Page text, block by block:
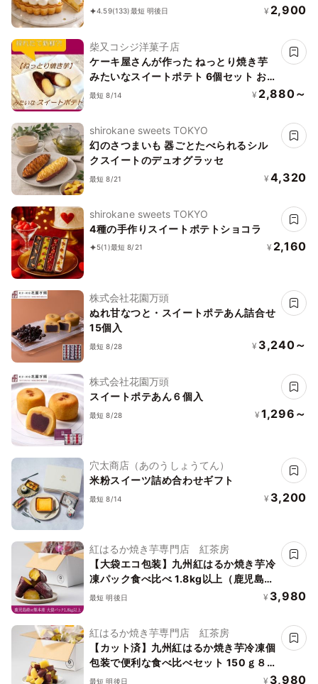
OIMO〉
4.59(133)最短 明後日 ¥ 2,900
柴又コシジ洋菓子店
ケーキ屋さんが作った ねっとり焼き芋
みたいなスイートポテト 6個セット お
中元2026
最短 8/14 ¥ 2,880～
shirokane sweets TOKYO
幻のさつまいも 器ごとたべられるシル
クスイートのデュオグラッセ
最短 8/21 ¥ 4,320
shirokane sweets TOKYO
4種の手作りスイートポテトショコラ
5(1)最短 8/21 ¥ 2,160
株式会社花園万頭
ぬれ甘なつと・スイートポテあん詰合せ
15個入
最短 8/28 ¥ 3,240～
株式会社花園万頭
スイートポテあん６個入
最短 8/28 ¥ 1,296～
穴太商店（あのうしょうてん）
米粉スイーツ詰め合わせギフト
最短 8/14 ¥ 3,200
紅はるか焼き芋専門店 紅茶房
【大袋エコ包装】九州紅はるか焼き芋冷
凍パック食べ比べ 1.8kg以上（鹿児島産
or熊本産）焼き芋 冷凍 冷凍焼き芋 食べ
レゼント やきいも 人気 砂糖不使用 クリ
スマス バレンタイン 50代 60代 70代
80代 甘党 スイーツ 手作り 洋菓子 贈り
最短 明後日 ¥ 3,980
紅はるか焼き芋専門店 紅茶房
【カット済】九州紅はるか焼き芋冷凍個
包装で便利な食べ比べセット 150ｇ８
パック入り 合計1.2kg以上（鹿児島産、
最短 明後日 ¥ 3,980